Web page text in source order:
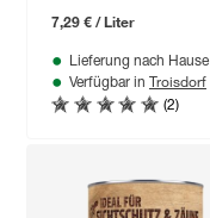
7,29 € / Liter
Lieferung nach Hause
Verfügbar in Troisdorf
(2)